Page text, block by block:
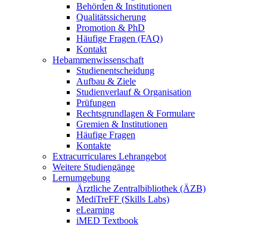
Behörden & Institutionen
Qualitätssicherung
Promotion & PhD
Häufige Fragen (FAQ)
Kontakt
Hebammenwissenschaft
Studienentscheidung
Aufbau & Ziele
Studienverlauf & Organisation
Prüfungen
Rechtsgrundlagen & Formulare
Gremien & Institutionen
Häufige Fragen
Kontakte
Extracurriculares Lehrangebot
Weitere Studiengänge
Lernumgebung
Ärztliche Zentralbibliothek (ÄZB)
MediTreFF (Skills Labs)
eLearning
iMED Textbook